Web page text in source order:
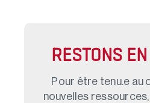
RESTONS EN
Pour être tenu.e au
nouvelles ressources,